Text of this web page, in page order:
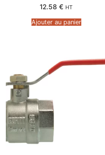
12.58 € HT
Ajouter au panier